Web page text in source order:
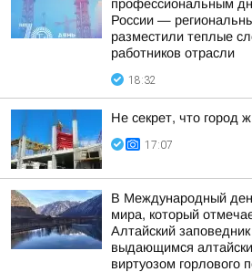
профессиональным
России —
разместили теплые
работников отрасли
18:32
Не секрет, что город
17:07
В Международный
мира, который
Алтайский
выдающимся
виртуозом горлового